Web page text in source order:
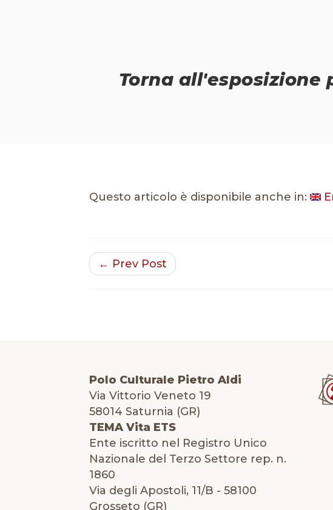
Torna all'esposizione
Questo articolo è disponibile anche in:
← Prev Post
Polo Culturale Pietro Aldi
Via Vittorio Veneto 19
58014 Saturnia (GR)
TEMA Vita ETS
Ente iscritto nel Registro Unico
Nazionale del Terzo Settore rep. n.
1860
Via degli Apostoli, 11/B - 58100
Grosseto (GR)